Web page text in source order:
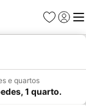
Favoritos
Iniciar
e quartos
1 quarto.